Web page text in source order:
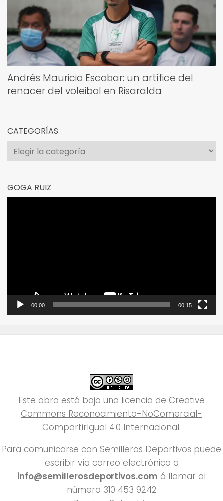
Andrés Mauricio Escobar: un artífice del
renacer del voleibol en Risaralda
CATEGORÍAS
Categorías
GOGA RUIZ
00:00 00:15
Este obra está bajo una licencia de Creative
Commons Reconocimiento-NoComercial-
CompartirIgual 4.0 Internacional.
Para comunicarse con Semilleros Deportivos puede
escribir vía correo electrónico a
info@semillerosdeportivos.com ó llamar al
número 310 453 9242